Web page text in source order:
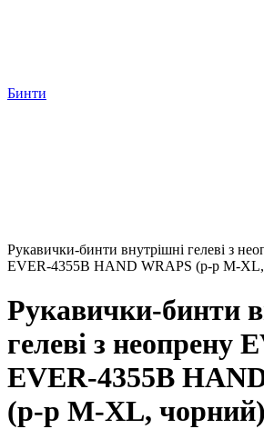
Бинти
Рукавички-бинти внутрішні гелеві з
EVER-4355B HAND WRAPS (р-р M-
Рукавички-бинти
гелеві з неопрену
EVER-4355B
(р-р M-XL, чорний)